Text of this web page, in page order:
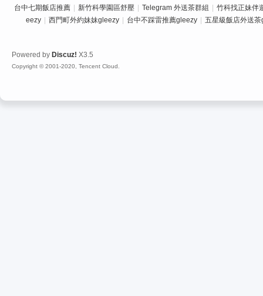
台中七期飯店推薦
新竹科學園區舒壓 Telegram 外送茶群組
竹科找正妹伴
eezy
西門町外約妹妹gleezy 台中不踩雷推薦gleezy 五星級飯店外送
Powered by Discuz! X3.5
Copyright © 2001-2020, Tencent Cloud.